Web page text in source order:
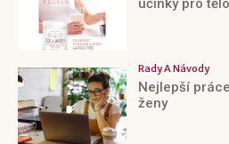
účinky pro tělo
Rady A Návody
Nejlepší
ženy